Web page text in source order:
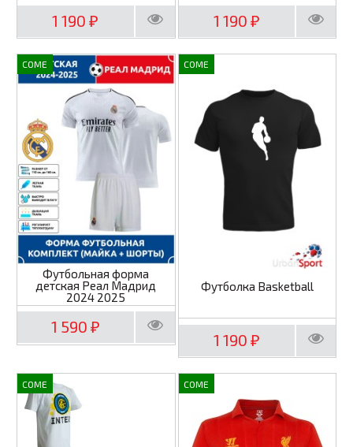
1 190₽ 1 190 ₽
COME
Футбольная форма
детская Реал Мадрид
2024 2025
1 590 ₽
COME
Футболка Basketball
1 190 ₽
COME COME